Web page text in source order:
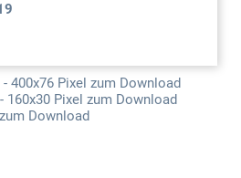
- 400x76 Pixel zum Download
- 160x30 Pixel zum Download
Download